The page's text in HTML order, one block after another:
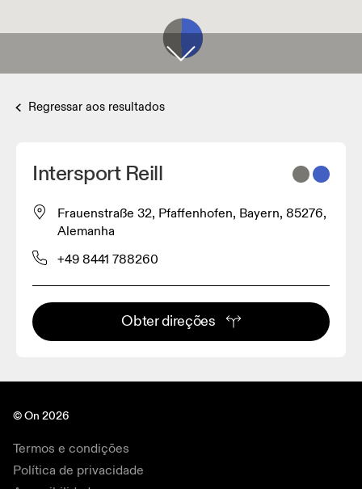
Regressar aos resultados
Intersport Reill
Frauenstraße 32, Pfaffenhofen, Bayern, 85276,
Alemanha
+49 8441 788260
Obter direções
© On 2026
Termos e condições
Política de privacidade